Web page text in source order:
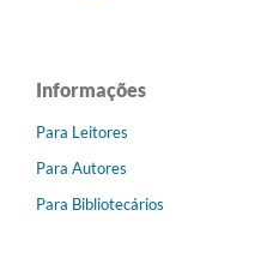
Informações
Para Leitores
Para Autores
Para Bibliotecários